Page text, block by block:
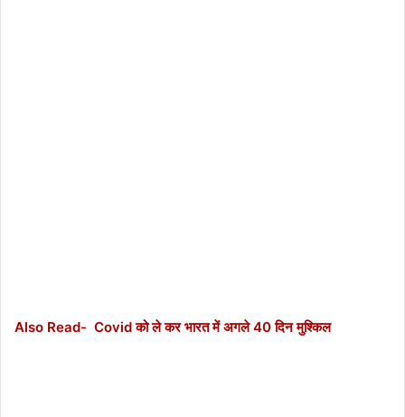
Also Read- Covid को ले कर भारत में अगले 40 दिन मुश्किल